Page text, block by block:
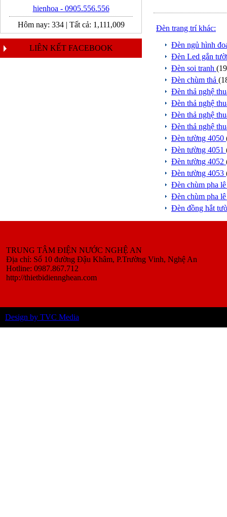
hienhoa - 0905.556.556
Hôm nay: 334| Tất cả: 1,111,009
LIÊN KẾT FACEBOOK
Đèn trang trí khác:
Đèn ngủ hình
Đèn Led gắn
Đèn soi tranh
Đèn chùm thả
Đèn thả nghệ
Đèn thả nghệ
Đèn thả nghệ
Đèn thả nghệ
Đèn tường 4050
Đèn tường 4051
Đèn tường 4052
Đèn tường 4053
Đèn chùm pha
Đèn chùm pha
Đèn đồng hắt
TRUNG TÂM ĐIỆN NƯỚC NGHỆ AN
Địa chỉ: Số 10 đường Đậu Khâm, P.Trường Vinh, Nghệ An
Hotline: 0987.867.712
http://thietbidiennghean.com
Design by TVC Media